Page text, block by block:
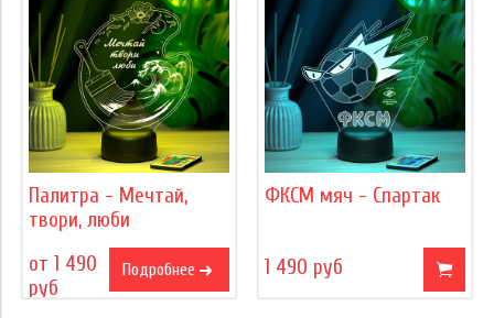
Палитра - Мечтай,
твори, люби
от 1 490
руб
Подробнее
ФКСМ мяч - Спартак
1 490 руб